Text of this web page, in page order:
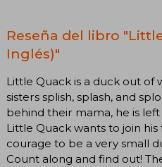
Reseña del libro
Inglés)"
Little Quack is a duck out of
sisters splish, splash, and
behind their mama, he is
Little Quack wants to join
courage to be a very small
Count along and find out!